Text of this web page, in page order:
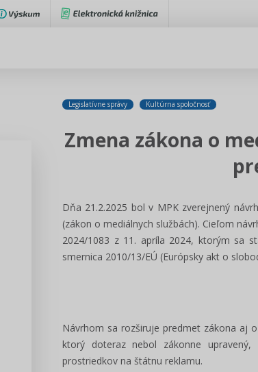
Legislatívne správy Kultúrna spoločnosť
Zmena zákona o
Dňa 21.2.2025 bol v MPK zverejnený
(zákon o mediálnych službách). Cieľom
2024/1083 z 11. apríla 2024, ktorým sa
smernica 2010/13/EÚ (Európsky akt o
Návrhom sa rozširuje predmet zákona aj
ktorý doteraz nebol zákonne
prostriedkov na štátnu reklamu.